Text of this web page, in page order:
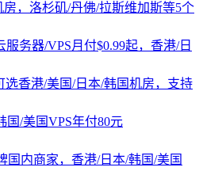
房，洛杉矶/丹佛/拉斯维加斯等5个
服务器/VPS月付$0.99起，香港/日
选香港/美国/日本/韩国机房，支持
国/美国VPS年付80元
国内商家，香港/日本/韩国/美国